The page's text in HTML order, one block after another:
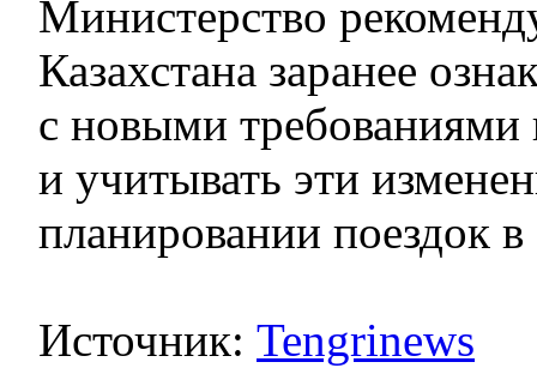
Министерство
Казахстана заранее
с новыми требованиями
и учитывать эти
планировании поездок
Источник: Tengrinews